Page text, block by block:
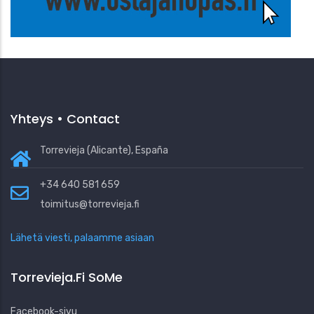
Yhteys • Contact
Torrevieja (Alicante), España
+34 640 581 659
toimitus@torrevieja.fi
Lähetä viesti, palaamme asiaan
Torrevieja.fi SoMe
Facebook-sivu